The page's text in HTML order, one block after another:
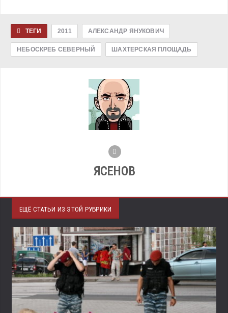
ТЕГИ 2011 АЛЕКСАНДР ЯНУКОВИЧ
НЕБОСКРЕБ СЕВЕРНЫЙ ШАХТЕРСКАЯ ПЛОЩАДЬ
ЯСЕНОВ
ЕЩЁ СТАТЬИ ИЗ ЭТОЙ РУБРИКИ